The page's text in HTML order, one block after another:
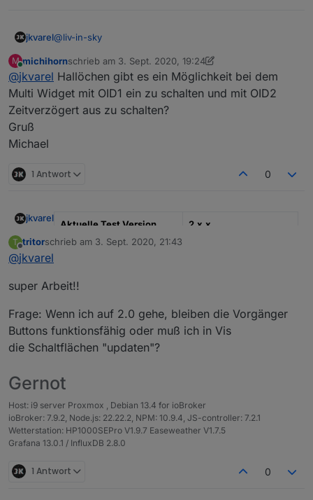
jkvarel@liv-in-sky
Ja genau. Ein Boolean hat nur zwei Werte/Zustände:
An/Aus, 0/1, true/false...
Ein String hat unendlich viele Möglichkeiten.
Schön dass beides bei dir jetzt klappt. Viel Spaß ;)
M
Online
michihornschrieb am 3. Sept. 2020, 19:24
zuletzt editiert von michihorn9. März 2020, 21:25
@jkvarel Hallöchen gibt es ein Möglichkeit bei dem
Multi Widget mit OID1 ein zu schalten und mit OID2
Zeitverzögert aus zu schalten?
Gruß
Michael
1 Antwort 0
jkvarel
Aktuelle Test Version 2.x.x
Veröffentlichungsdatum
ioBroker Discord (Wir
haben dort auch einen
Channel ;) )
https://discord.gg/nAtk
Hallo zusammen
Ein neuess Update, welches getestet werden muss ;)
Alle neuen Features könnt ihr dem Changelog und den
Wikieinträgen auf GitHub entnehmen
v.2.4.0
Icons können bei allen Widgets eingefärbt
T
Offline
tritorschrieb am 3. Sept. 2020, 21:43
zuletzt editiert von
@jkvarel
super Arbeit!!
Frage: Wenn ich auf 2.0 gehe, bleiben die Vorgänger
Buttons funktionsfähig oder muß ich in Vis
die Schaltflächen "updaten"?
Gernot
Host: i9 server Proxmox , Debian 13.4 for ioBroker
ioBroker: 7.9.2, Node.js: 22.22.2, NPM: 10.9.4, JS-controller: 7.2.1
Wetterstation: HP1000SEPro V1.9.7 Easeweather V1.7.5
Grafana 13.0.1 / InfluxDB 2.8.0
1 Antwort 0